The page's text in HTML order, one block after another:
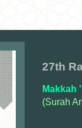
27th
Makkah
(Surah